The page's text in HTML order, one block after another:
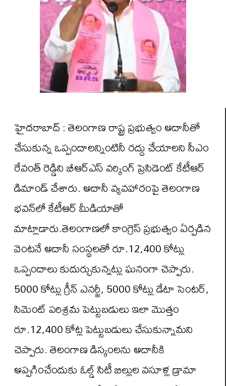
హైద‌రాబాద్ : తెలంగాణ రాష్ట్ర ప్ర‌భుత్వం అదానీతో
చేసుకున్న ఒప్పందాల‌న్నింటినీ ర‌ద్దు చేయాల‌ని సీఎం
రేవంత్ రెడ్డిని బీఆర్ఎస్ వ‌ర్కింగ్ ప్రెసిడెంట్ కేటీఆర్
డిమాండ్ చేశారు. అదానీ వ్య‌వ‌హారంపై తెలంగాణ
భ‌వ‌న్‌లో కేటీఆర్ మీడియాతో
మాట్లాడారు.తెలంగాణలో కాంగ్రెస్ ప్రభుత్వం ఏర్పడిన
వెంటనే అదానీ సంస్థలతో రూ.12,400 కోట్లు
ఒప్పందాలు కుదుర్చుకున్నట్లు ఘనంగా చెప్పారు.
5000 కోట్లు గ్రీన్ ఎనర్జీ, 5000 కోట్లు డేటా సెంటర్,
సిమెంట్ పరిశ్రమ పెట్టుబడులు ఇలా మొత్తం
రూ.12,400 కోట్ల పెట్టుబడులు చేసుకున్నామని
చెప్పారు. తెలంగాణ డిస్కంలను అదానీకి
అప్పగించేందుకు ఓల్డ్ సిటీ బిల్లుల వసూళ్ల డ్రామా